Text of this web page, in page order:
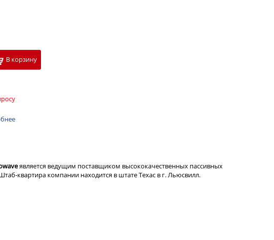
В корзину
является ведущим поставщиком высококачественных пассивных
квартира компании находится в штате Техас в г. Льюсвилл.